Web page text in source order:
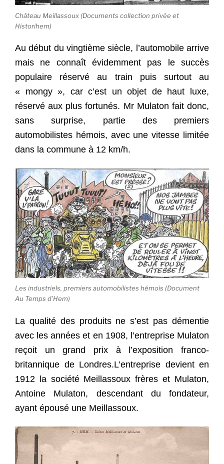
Château Meillassoux (Documents collection privée et
Historihem)
Au début du vingtième siècle, l’automobile arrive
mais ne connaît évidemment pas le succès
populaire réservé au train puis surtout au
« mongy », car c’est un objet de haut luxe,
réservé aux plus fortunés. Mr Mulaton fait donc,
sans surprise, partie des premiers
automobilistes hémois, avec une vitesse limitée
dans la commune à 12 km/h.
Les industriels, premiers automobilistes hémois (Document
Au Temps d’Hem)
La qualité des produits ne s’est pas démentie
avec les années et en 1908, l’entreprise Mulaton
reçoit un grand prix à l’exposition franco-
britannique de Londres.L’entreprise devient en
1912 la société Meillassoux frères et Mulaton,
Antoine Mulaton, descendant du fondateur,
ayant épousé une Meillassoux.